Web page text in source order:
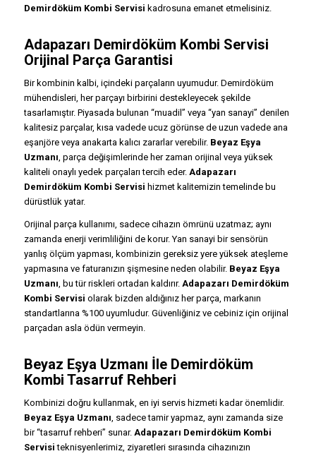
Demirdöküm Kombi Servisi kadrosuna emanet etmelisiniz.
Adapazarı Demirdöküm Kombi Servisi
Orijinal Parça Garantisi
Bir kombinin kalbi, içindeki parçaların uyumudur. Demirdöküm
mühendisleri, her parçayı birbirini destekleyecek şekilde
tasarlamıştır. Piyasada bulunan “muadil” veya “yan sanayi” denilen
kalitesiz parçalar, kısa vadede ucuz görünse de uzun vadede ana
eşanjöre veya anakarta kalıcı zararlar verebilir. Beyaz Eşya
Uzmanı, parça değişimlerinde her zaman orijinal veya yüksek
kaliteli onaylı yedek parçaları tercih eder. Adapazarı
Demirdöküm Kombi Servisi hizmet kalitemizin temelinde bu
dürüstlük yatar.
Orijinal parça kullanımı, sadece cihazın ömrünü uzatmaz; aynı
zamanda enerji verimliliğini de korur. Yan sanayi bir sensörün
yanlış ölçüm yapması, kombinizin gereksiz yere yüksek ateşleme
yapmasına ve faturanızın şişmesine neden olabilir. Beyaz Eşya
Uzmanı, bu tür riskleri ortadan kaldırır. Adapazarı Demirdöküm
Kombi Servisi olarak bizden aldığınız her parça, markanın
standartlarına %100 uyumludur. Güvenliğiniz ve cebiniz için orijinal
parçadan asla ödün vermeyin.
Beyaz Eşya Uzmanı İle Demirdöküm
Kombi Tasarruf Rehberi
Kombinizi doğru kullanmak, en iyi servis hizmeti kadar önemlidir.
Beyaz Eşya Uzmanı, sadece tamir yapmaz, aynı zamanda size
bir “tasarruf rehberi” sunar. Adapazarı Demirdöküm Kombi
Servisi teknisyenlerimiz, ziyaretleri sırasında cihazınızın